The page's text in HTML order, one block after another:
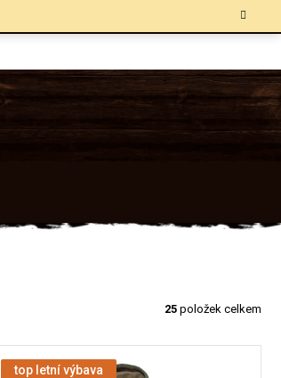
25 položek celkem
top letní výbava